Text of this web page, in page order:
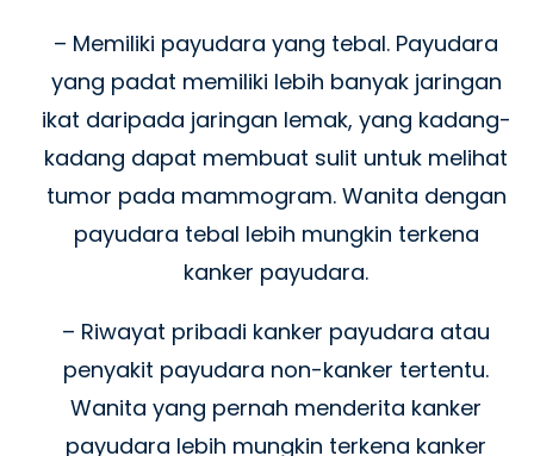
– Memiliki payudara yang tebal. Payudara
yang padat memiliki lebih banyak jaringan
ikat daripada jaringan lemak, yang kadang-
kadang dapat membuat sulit untuk melihat
tumor pada mammogram. Wanita dengan
payudara tebal lebih mungkin terkena
kanker payudara.
– Riwayat pribadi kanker payudara atau
penyakit payudara non-kanker tertentu.
Wanita yang pernah menderita kanker
payudara lebih mungkin terkena kanker